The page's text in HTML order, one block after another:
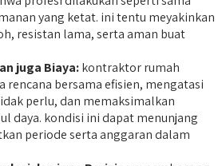
yang ketat. ini tentu meyakinkan
resistan lama, serta aman buat
juga Biaya:kontraktor rumah
rencana bersama efisien, mengatasi
perlu, dan memaksimalkan
daya. kondisi ini dapat menunjang
periode serta anggaran dalam